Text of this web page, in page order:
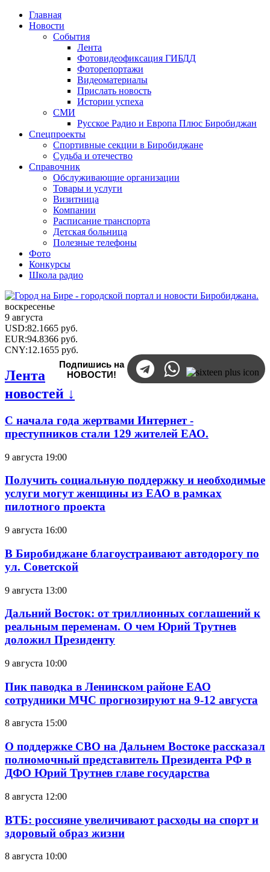
Главная
Новости
События
Лента
Фотовидеофиксация ГИБДД
Фоторепортажи
Видеоматериалы
Прислать новость
Истории успеха
СМИ
Русское Радио и Европа Плюс Биробиджан
Спецпроекты
Спортивные секции в Биробиджане
Судьба и отечество
Справочник
Обслуживающие организации
Товары и услуги
Визитница
Компании
Расписание транспорта
Детская больница
Полезные телефоны
Фото
Конкурсы
Школа радио
воскресенье
9 августа
USD:82.1665 руб.
EUR:94.8366 руб.
CNY:12.1655 руб.
Подпишись на
НОВОСТИ!
Лента
новостей ↓
С начала года жертвами Интернет -
преступников стали 129 жителей ЕАО.
9 августа 19:00
Получить социальную поддержку и необходимые
услуги могут женщины из ЕАО в рамках
пилотного проекта
9 августа 16:00
В Биробиджане благоустраивают автодорогу по
ул. Советской
9 августа 13:00
Дальний Восток: от триллионных соглашений к
реальным переменам. О чем Юрий Трутнев
доложил Президенту
9 августа 10:00
Пик паводка в Ленинском районе ЕАО
сотрудники МЧС прогнозируют на 9-12 августа
8 августа 15:00
О поддержке СВО на Дальнем Востоке рассказал
полномочный представитель Президента РФ в
ДФО Юрий Трутнев главе государства
8 августа 12:00
ВТБ: россияне увеличивают расходы на спорт и
здоровый образ жизни
8 августа 10:00